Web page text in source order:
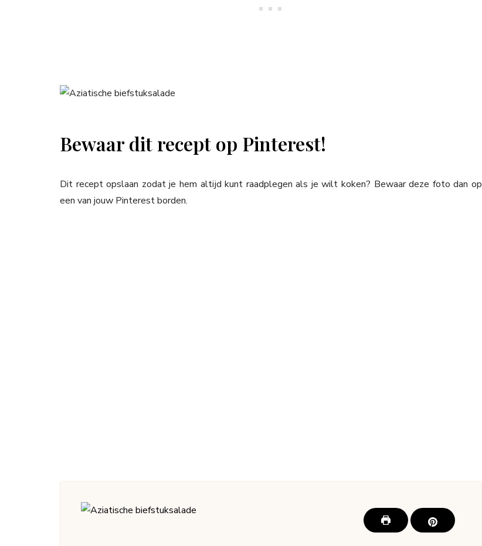
Bewaar dit recept op Pinterest!
Dit recept opslaan zodat je hem altijd kunt raadplegen als je wilt koken? Bewaar deze foto dan op
een van jouw Pinterest borden.